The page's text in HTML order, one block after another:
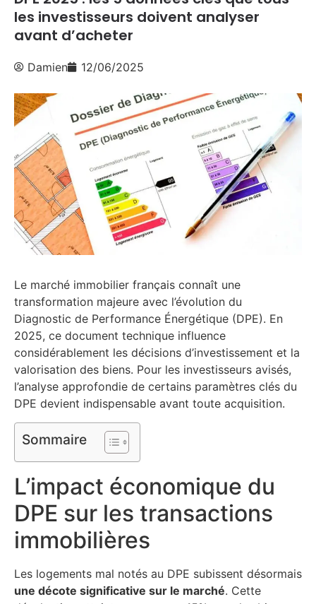
les investisseurs doivent analyser
avant d’acheter
Damien 12/06/2025
Le marché immobilier français connaît une
transformation majeure avec l’évolution du
Diagnostic de Performance Énergétique (DPE). En
2025, ce document technique influence
considérablement les décisions d’investissement et la
valorisation des biens. Pour les investisseurs avisés,
l’analyse approfondie de certains paramètres clés du
DPE devient indispensable avant toute acquisition.
Sommaire
L’impact économique du
DPE sur les transactions
immobilières
Les logements mal notés au DPE subissent désormais
une décote significative sur le marché. Cette